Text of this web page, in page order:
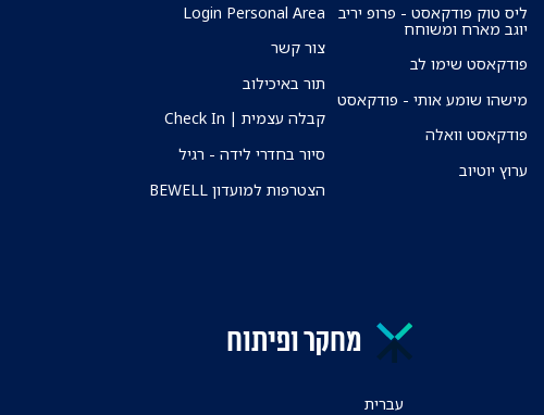
ליס טוק פודקאסט - פרופ יריב
יוגב מארח ומשוחח
פודקאסט שימו לב
מישהו שומע אותי - פודקאסט
פודקאסט וואלה
ערוץ יוטיוב
Login Personal Area
צור קשר
תור באיכילוב
קבלה עצמית | Check In
סיור בחדרי לידה - רגיל
הצטרפות למועדון BEWELL
מחקר ופיתוח
עברית